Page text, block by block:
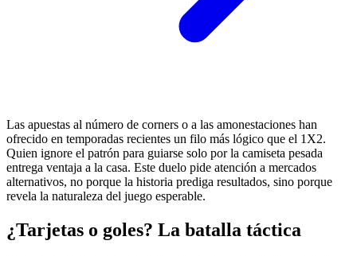
Las apuestas al número de corners o a las amonestaciones han
ofrecido en temporadas recientes un filo más lógico que el 1X2.
Quien ignore el patrón para guiarse solo por la camiseta pesada
entrega ventaja a la casa. Este duelo pide atención a mercados
alternativos, no porque la historia prediga resultados, sino porque
revela la naturaleza del juego esperable.
¿Tarjetas o goles? La batalla táctica